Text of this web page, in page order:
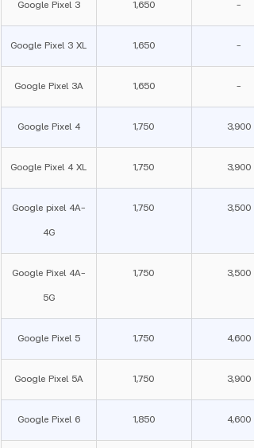
Google Pixel 3 1,650 -
Google Pixel 3 XL 1,650 -
Google Pixel 3A 1,650 -
Google Pixel 4 1,750 3,900
Google Pixel 4 XL 1,750 3,900
Google pixel 4A-
4G
1,750 3,500
Google Pixel 4A-
5G
1,750 3,500
Google Pixel 5 1,750 4,600
Google Pixel 5A 1,750 3,900
Google Pixel 6 1,850 4,600